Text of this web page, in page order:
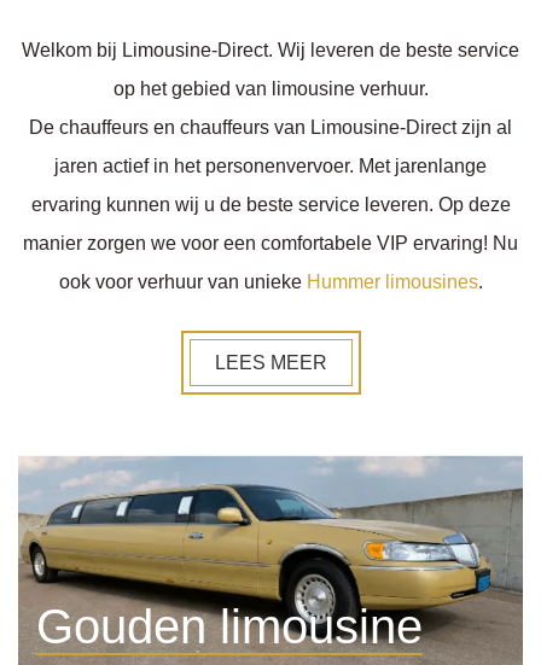
Welkom bij Limousine-Direct. Wij leveren de beste service
op het gebied van limousine verhuur.
De chauffeurs en chauffeurs van Limousine-Direct zijn al
jaren actief in het personenvervoer. Met jarenlange
ervaring kunnen wij u de beste service leveren. Op deze
manier zorgen we voor een comfortabele VIP ervaring! Nu
ook voor verhuur van unieke Hummer limousines.
LEES MEER
Gouden limousine